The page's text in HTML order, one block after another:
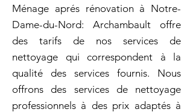
Ménage aprés rénovation à Notre-
Dame-du-Nord: Archambault offre
des tarifs de nos services de
nettoyage qui correspondent à la
qualité des services fournis. Nous
offrons des services de nettoyage
professionnels à des prix adaptés à